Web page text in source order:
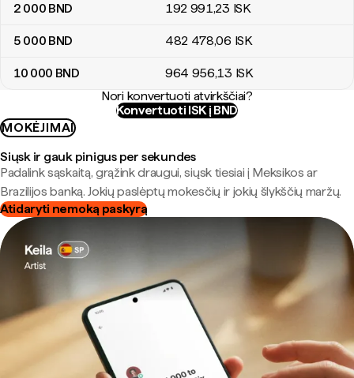
2 000 BND 192 991,23 ISK
5 000 BND 482 478,06 ISK
10 000 BND 964 956,13 ISK
Nori konvertuoti atvirkščiai?
Konvertuoti ISK į BND
MOKĖJIMAI
Siųsk ir gauk pinigus per sekundes
Padalink sąskaitą, grąžink draugui, siųsk tiesiai į Meksikos ar
Brazilijos banką. Jokių paslėptų mokesčių ir jokių šlykščių maržų.
Atidaryti nemoką paskyrą